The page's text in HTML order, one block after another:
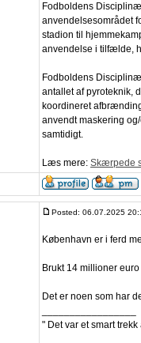
Fodboldens
anvendelsesområdet
stadion til
anvendelse i tilfælde,
Fodboldens
antallet af pyroteknik,
koordineret
anvendt maskering
samtidigt.
Læs mere: Skærpede
Posted: 06.07.2025
København er i ferd
Brukt 14 millioner
Det er noen som har
" Det var et smart